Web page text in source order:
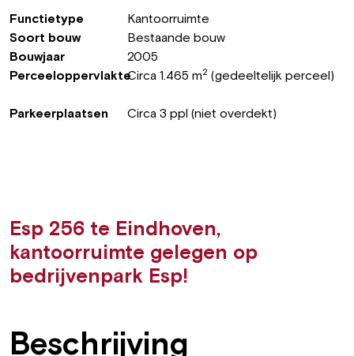
Functietype
Kantoorruimte
Soort bouw
Bestaande bouw
Bouwjaar
2005
PerceeloppervlakteCirca 1.465 m2 (gedeeltelijk perceel)
Parkeerplaatsen Circa 3 ppl (niet overdekt)
Esp 256 te Eindhoven,
kantoorruimte gelegen op
bedrijvenpark Esp!
Beschrijving